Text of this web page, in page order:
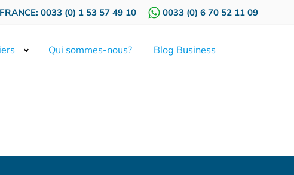
FRANCE: 0033 (0) 1 53 57 49 10 0033 (0) 6 70 52 11 09
Qui sommes-nous? Blog Business